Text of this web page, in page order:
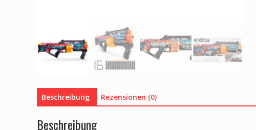
Beschreibung Rezensionen (0)
Beschreibung